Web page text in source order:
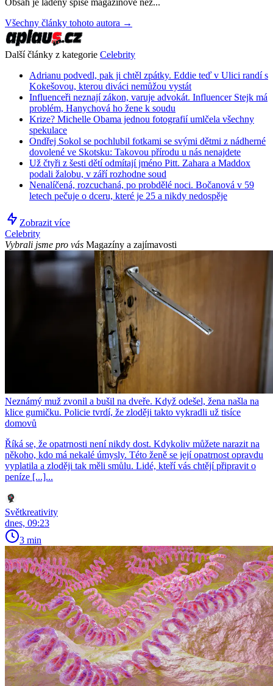
Všechny články tohoto autora →
Další články z kategorie Celebrity
Adrianu podvedl, pak ji chtěl zpátky. Eddie teď v Ulici randí s
Kokešovou, kterou diváci nemůžou vystát
Influenceři neznají zákon, varuje advokát. Influencer Stejk má
problém, Hanychová ho žene k soudu
Krize? Michelle Obama jednou fotografií umlčela všechny
spekulace
Ondřej Sokol se pochlubil fotkami se svými dětmi z nádherné
dovolené ve Skotsku: Takovou přírodu u nás nenajdete
Už čtyři z šesti dětí odmítají jméno Pitt. Zahara a Maddox
podali žalobu, v září rozhodne soud
Nenalíčená, rozcuchaná, po probdělé noci. Bočanová v 59
letech pečuje o dceru, které je 25 a nikdy nedospěje
Zobrazit více
Celebrity
Vybrali jsme pro vás Magazíny a zajímavosti
Neznámý muž zvonil a bušil na dveře. Když odešel, žena našla na
klice gumičku. Policie tvrdí, že zloději takto vykradli už tisíce
domovů
Říká se, že opatrnosti není nikdy dost. Kdykoliv můžete narazit na
někoho, kdo má nekalé úmysly. Této ženě se její opatrnost opravdu
vyplatila a zloději tak měli smůlu. Lidé, kteří vás chtějí připravit o
peníze [...]...
Světkreativity
dnes, 09:23
3 min